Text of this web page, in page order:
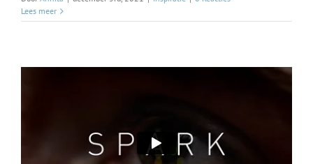
Lees meer